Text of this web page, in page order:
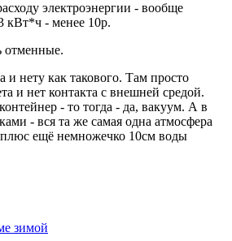
электроэнергии - вообще
кВт*ч - менее 10р.
отменные.
и нету как такового. Там просто
и нет контакта с внешней средой.
- то тогда - да, вакуум. А в
- вся та же самая одна атмосфера
ещё немножечко 10см воды
зимой